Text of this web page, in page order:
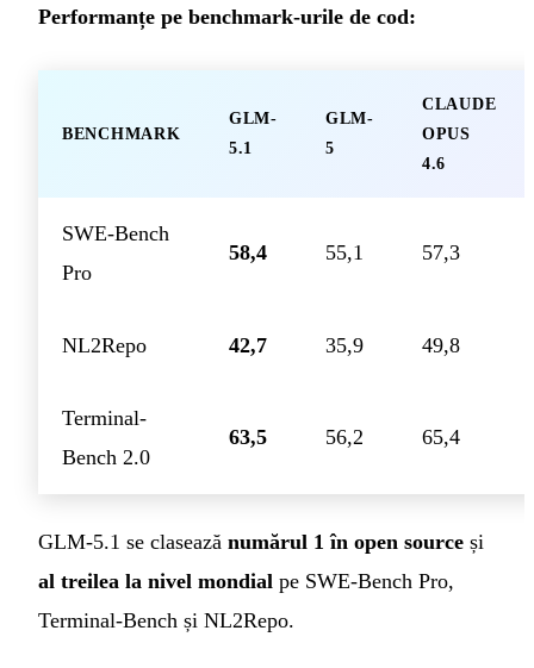
Performanțe pe benchmark-urile de cod:
BENCHMARK
GLM-
5.1
GLM-
5
CLAUDE
OPUS
4.6
SWE-Bench
Pro
58,4 55,1 57,3
NL2Repo 42,7 35,9 49,8
Terminal-
Bench 2.0
63,5 56,2 65,4
GLM-5.1 se clasează numărul 1 în open source și
al treilea la nivel mondial pe SWE-Bench Pro,
Terminal-Bench și NL2Repo.